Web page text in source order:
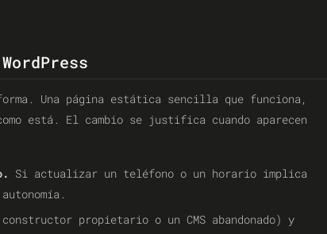
Una página estática sencilla que funciona,
está. El cambio se justifica cuando aparecen
Si actualizar un teléfono o un horario implica
propietario o un CMS abandonado) y